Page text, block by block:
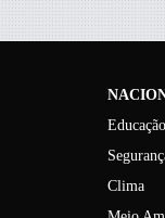
Educação
Clima